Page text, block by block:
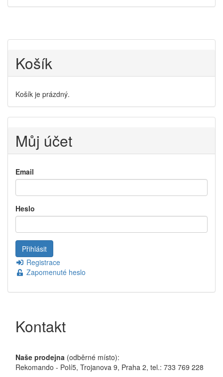
Košík
Košík je prázdný.
Můj účet
Email
Heslo
Registrace
Zapomenuté heslo
Kontakt
Naše prodejna (odběrné místo):
Rekomando - Polí5, Trojanova 9, Praha 2, tel.: 733 769 228